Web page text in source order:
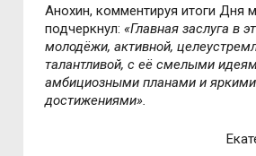
Анохин, комментируя итоги Дня
подчеркнул:«Главная заслуга в
молодёжи, активной,
талантливой, с её смелыми
амбициозными планами и яркими
достижениями».